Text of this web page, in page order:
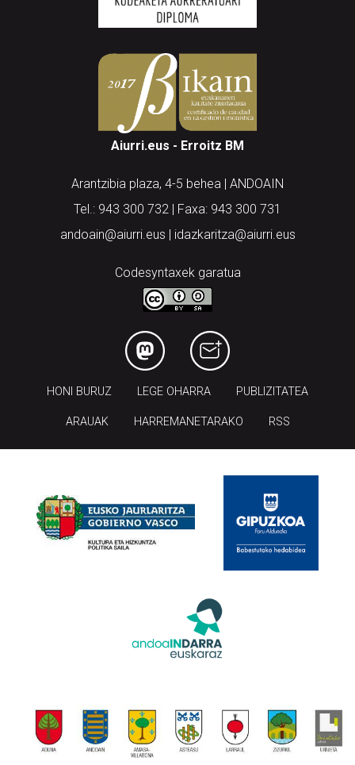
Aiurri.eus - Erroitz BM
Arantzibia plaza, 4-5 behea | ANDOAIN
Tel.: 943 300 732 | Faxa: 943 300 731
andoain@aiurri.eus | idazkaritza@aiurri.eus
Codesyntaxek garatua
HONI BURUZ LEGE OHARRA PUBLIZITATEA
ARAUAK HARREMANETARAKO RSS